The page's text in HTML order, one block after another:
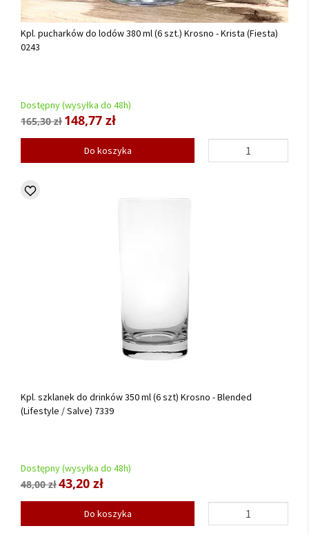
Kpl. pucharków do lodów 380 ml (6 szt.) Krosno - Krista (Fiesta)
0243
Dostępny (wysyłka do 48h)
165,30 zł 148,77 zł
Do koszyka
Kpl. szklanek do drinków 350 ml (6 szt) Krosno - Blended
(Lifestyle / Salve) 7339
Dostępny (wysyłka do 48h)
48,00 zł43,20 zł
Do koszyka